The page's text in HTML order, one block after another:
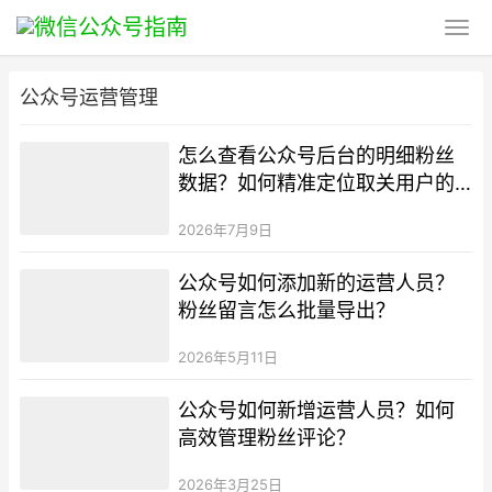
公众号运营管理
怎么查看公众号后台的明细粉丝
数据？如何精准定位取关用户的
2026年7月9日
公众号如何添加新的运营人员？
粉丝留言怎么批量导出？
2026年5月11日
公众号如何新增运营人员？如何
高效管理粉丝评论？
2026年3月25日